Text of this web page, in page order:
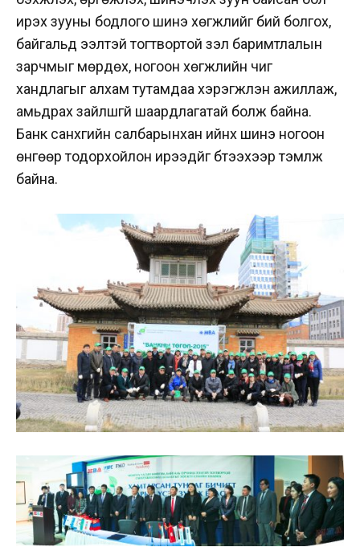
ирэх зууны бодлого шинэ хөгжлийг бий болгох,
байгальд ээлтэй тогтвортой үзэл баримтлалын
зарчмыг мөрдөх, ногоон хөгжлийн чиг
хандлагыг алхам тутамдаа хэрэгжүүлэн ажиллаж,
амьдрах зайлшгүй шаардлагатай болж байна.
Банк санхүүгийн салбарынхан ийнхүү шинэ ногоон
өнгөөр тодорхойлон ирээдүйг бүтээхээр тэмүүлж
байна.